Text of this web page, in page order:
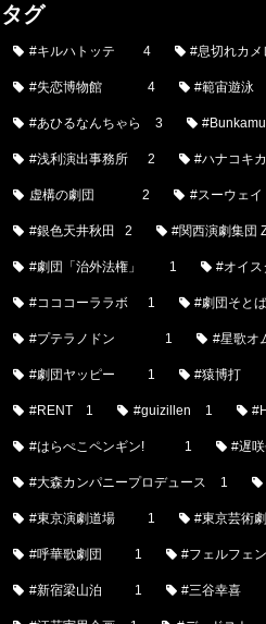
タグ
#キルハトッテ 4 #息切れカメ
#失恋博物館 4 #範宙遊泳
#あひるなんちゃら 3
#浅利演出事務所 2 #ハナコキ
虚構の劇団 2 #スーウェイ
#銀色天井秋田 2 #関西演劇集団
#劇団「治外法権」 1 #オイス
#コココーララボ 1 #劇団そと
#プテラノドン 1 #星歌オ
#劇団ヤッピー 1 #猿博打
#RENT 1 #guizillen 1
#はらぺこペンギン! 1 #遅
#大森カンパニープロデュース 1
#東京演劇道場 1 #東京芸術
#呼華歌劇団 1 #フェルフェン
#新宿梁山泊 1 #三谷幸喜